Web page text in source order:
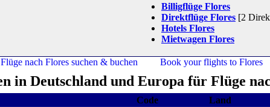
Billigflüge Flores
Direktflüge Flores [2
Hotels Flores
Mietwagen Flores
in Deutschland und Europa für Flüge
Code
Land